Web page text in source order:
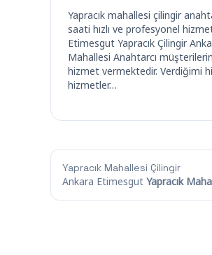
Yapracık mahallesi çilingir
saati hızlı ve profesyonel
Etimesgut Yapracık Çilingir
Mahallesi Anahtarcı
hizmet vermektedir. Verdiğimi
hizmetler…
Yapracık Mahallesi Çilingir
Ankara Etimesgut Yapracık